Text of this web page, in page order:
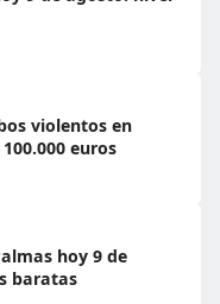
violentos en
euros
hoy 9 de
baratas